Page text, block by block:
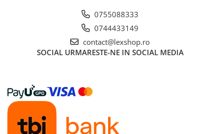
Decoratiuni si accesorii
Lego Architecture
Lego Art
Lego Boost
0755088333
0744433149
contact@lexshop.ro
SOCIAL URMARESTE-NE IN SOCIAL MEDIA